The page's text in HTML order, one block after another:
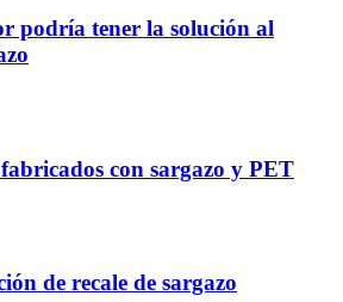
podría tener la solución al
con sargazo y PET
de recale de sargazo